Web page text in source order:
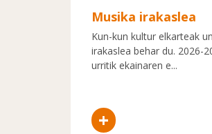
Musika irakaslea
Kun-kun kultur elkarteak
irakaslea behar du. 2026-
urritik ekainaren e...
+